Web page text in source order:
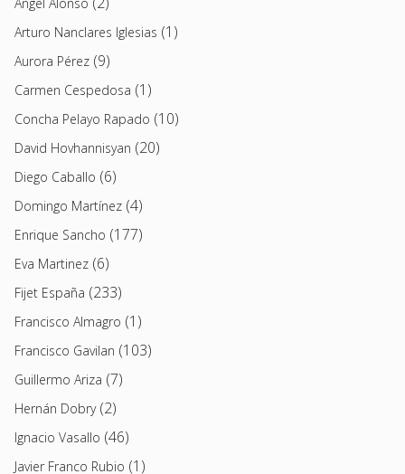
Arturo Nanclares Iglesias (1)
Aurora Pérez (9)
Carmen Cespedosa (1)
Concha Pelayo Rapado (10)
David Hovhannisyan (20)
Diego Caballo (6)
Domingo Martínez (4)
Enrique Sancho (177)
Eva Martinez (6)
Fijet España (233)
Francisco Almagro (1)
Francisco Gavilan (103)
Guillermo Ariza (7)
Hernán Dobry(2)
Ignacio Vasallo (46)
Javier Franco Rubio (1)